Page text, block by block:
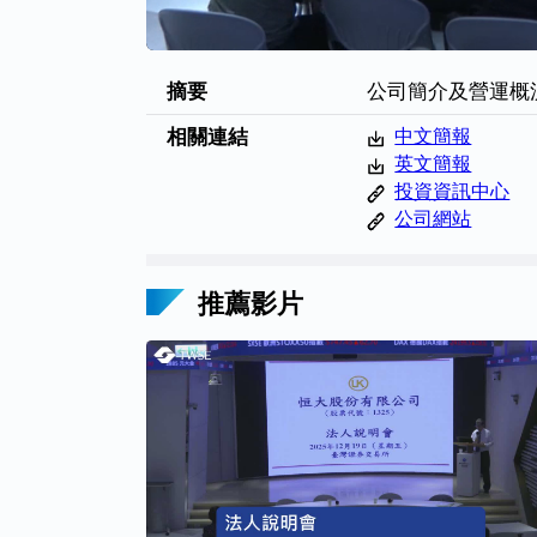
摘要
公司簡介及營運概
相關連結
中文簡報
英文簡報
投資資訊中心
公司網站
推薦影片